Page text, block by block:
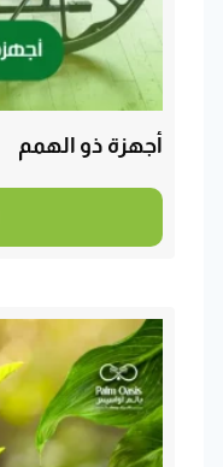
أجهزة ذو الهمم